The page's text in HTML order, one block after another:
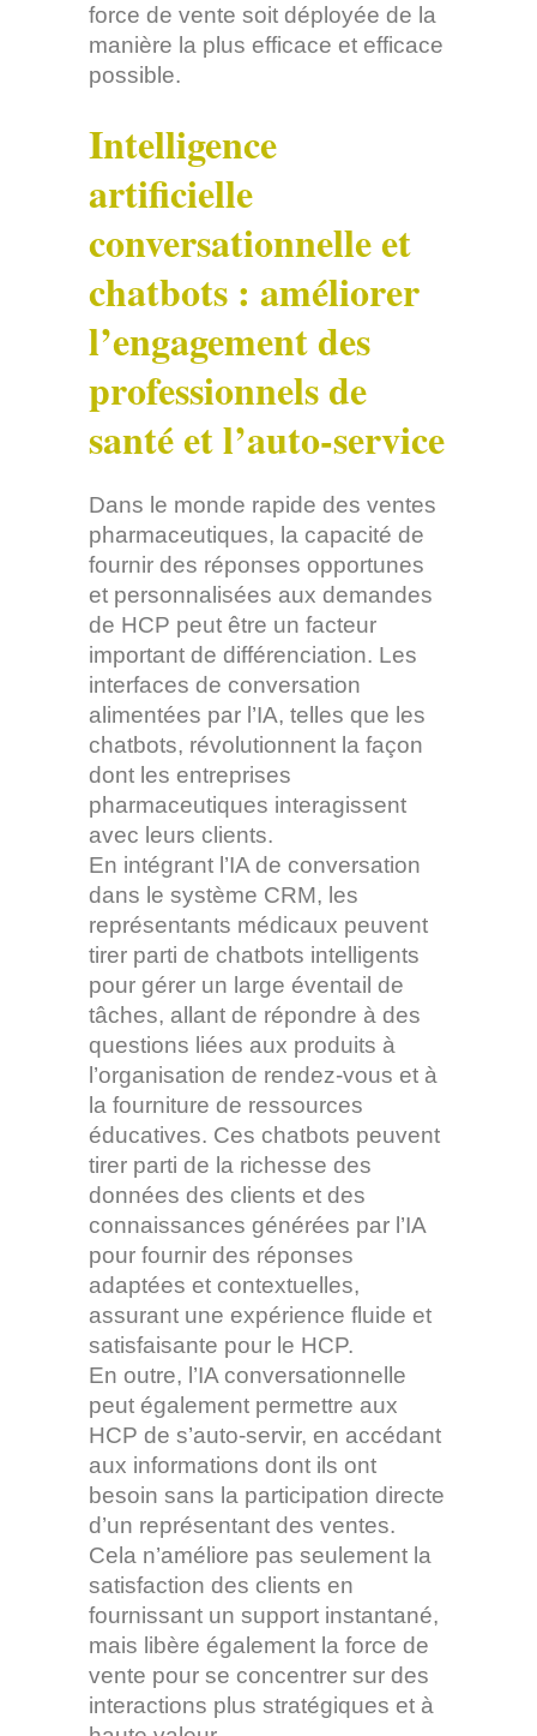
force de vente soit déployée de la
manière la plus efficace et efficace
possible.
Intelligence
artificielle
conversationnelle et
chatbots : améliorer
l’engagement des
professionnels de
santé et l’auto-service
Dans le monde rapide des ventes
pharmaceutiques, la capacité de
fournir des réponses opportunes
et personnalisées aux demandes
de HCP peut être un facteur
important de différenciation. Les
interfaces de conversation
alimentées par l’IA, telles que les
chatbots, révolutionnent la façon
dont les entreprises
pharmaceutiques interagissent
avec leurs clients.
En intégrant l’IA de conversation
dans le système CRM, les
représentants médicaux peuvent
tirer parti de chatbots intelligents
pour gérer un large éventail de
tâches, allant de répondre à des
questions liées aux produits à
l’organisation de rendez-vous et à
la fourniture de ressources
éducatives. Ces chatbots peuvent
tirer parti de la richesse des
données des clients et des
connaissances générées par l’IA
pour fournir des réponses
adaptées et contextuelles,
assurant une expérience fluide et
satisfaisante pour le HCP.
En outre, l’IA conversationnelle
peut également permettre aux
HCP de s’auto-servir, en accédant
aux informations dont ils ont
besoin sans la participation directe
d’un représentant des ventes.
Cela n’améliore pas seulement la
satisfaction des clients en
fournissant un support instantané,
mais libère également la force de
vente pour se concentrer sur des
interactions plus stratégiques et à